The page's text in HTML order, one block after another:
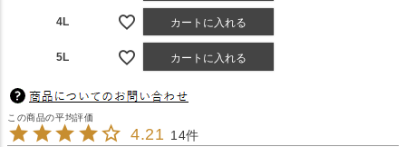
4L カートに入れる
5L カートに入れる
4.21 14